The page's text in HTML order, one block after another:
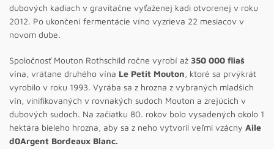
dubových kadiach v gravitačne vyťaženej kadi otvorenej v roku
2012. Po ukončení fermentácie víno vyzrieva 22 mesiacov v
novom dube.
Spoločnosť Mouton Rothschild ročne vyrobí až 350 000 fliaš
vína, vrátane druhého vína Le Petit Mouton, ktoré sa prvýkrát
vyrobilo v roku 1993. Vyrába sa z hrozna z vybraných mladších
vín, vinifikovaných v rovnakých sudoch Mouton a zrejúcich v
dubových sudoch. Na začiatku 80. rokov bolo vysadených okolo 1
hektára bieleho hrozna, aby sa z neho vytvoril veľmi vzácny Aile
d0Argent Bordeaux Blanc.